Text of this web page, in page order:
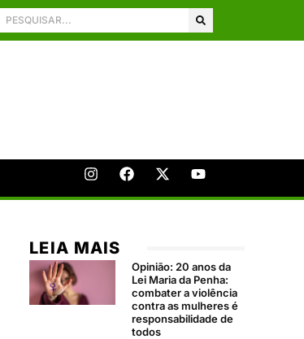
LEIA MAIS
Opinião: 20 anos da
Lei Maria da Penha:
combater a violência
contra as mulheres é
responsabilidade de
todos